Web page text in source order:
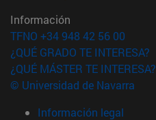
Información
TFNO +34 948 42 56 00
¿QUÉ GRADO TE INTERESA?
¿QUÉ MÁSTER TE INTERESA?
© Universidad de Navarra
Información legal